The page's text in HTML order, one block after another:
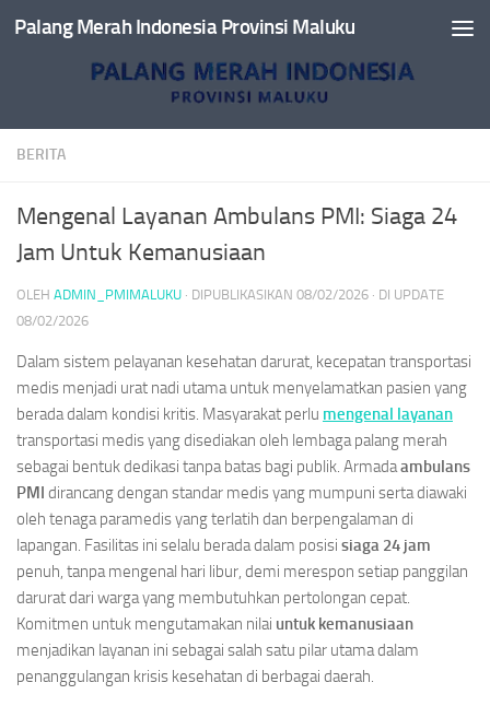
Skip to content
Palang Merah Indonesia Provinsi Maluku
BERITA
Mengenal Layanan Ambulans PMI: Siaga 24
Jam Untuk Kemanusiaan
OLEH ADMIN_PMIMALUKU · DIPUBLIKASIKAN 08/02/2026 · DI UPDATE
08/02/2026
Dalam sistem pelayanan kesehatan darurat, kecepatan transportasi
medis menjadi urat nadi utama untuk menyelamatkan pasien yang
berada dalam kondisi kritis. Masyarakat perlu mengenal layanan
transportasi medis yang disediakan oleh lembaga palang merah
sebagai bentuk dedikasi tanpa batas bagi publik. Armadaambulans
PMI dirancang dengan standar medis yang mumpuni serta diawaki
oleh tenaga paramedis yang terlatih dan berpengalaman di
lapangan. Fasilitas ini selalu berada dalam posisi siaga 24 jam
penuh, tanpa mengenal hari libur, demi merespon setiap panggilan
darurat dari warga yang membutuhkan pertolongan cepat.
Komitmen untuk mengutamakan nilai untuk kemanusiaan
menjadikan layanan ini sebagai salah satu pilar utama dalam
penanggulangan krisis kesehatan di berbagai daerah.